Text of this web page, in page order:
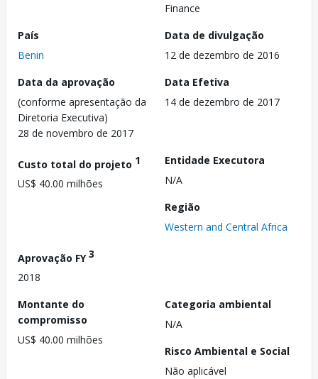
Finance
País
Benin
Data de divulgação
12 de dezembro de 2016
Data da aprovação
(conforme apresentação da
Diretoria Executiva)
28 de novembro de 2017
Data Efetiva
14 de dezembro de 2017
Custo total do projeto 1
US$ 40.00 milhões
Entidade Executora
N/A
Região
Western and Central Africa
Aprovação FY3
2018
Montante do
compromisso
US$ 40.00 milhões
Categoria ambiental
N/A
Risco Ambiental e Social
Não aplicável